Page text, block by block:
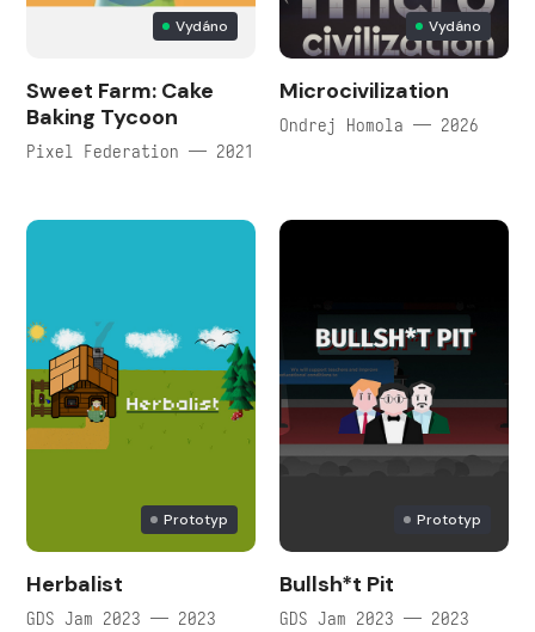
Vydáno
Sweet Farm: Cake
Baking Tycoon
Pixel Federation — 2021
Vydáno
Microcivilization
Ondrej Homola — 2026
Prototyp
Herbalist
GDS Jam 2023 — 2023
Prototyp
Bullsh*t Pit
GDS Jam 2023 — 2023